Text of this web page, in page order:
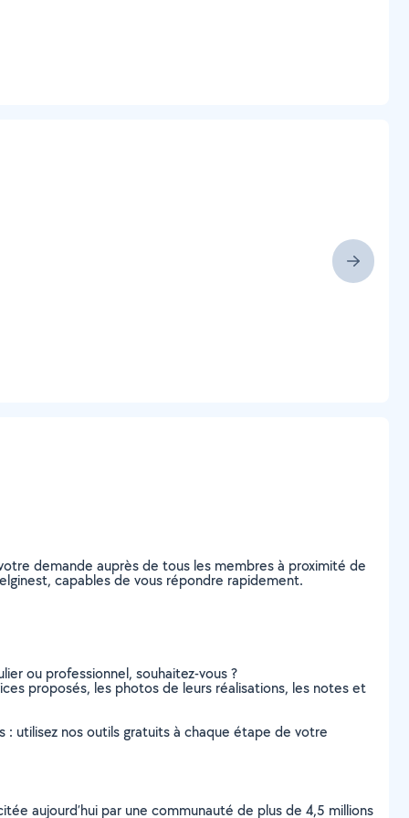
demande auprès de tous les membres à proximité de
capables de vous répondre rapidement.
ou professionnel, souhaitez-vous ?
proposés, les photos de leurs réalisations, les notes et
: utilisez nos outils gratuits à chaque étape de votre
aujourd’hui par une communauté de plus de 4,5 millions